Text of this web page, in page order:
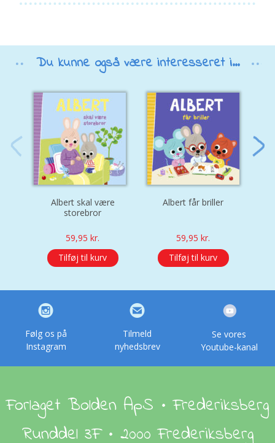
Du kunne også være interesseret i...
Albert skal være
storebror
59,95kr.
Tilføj til kurv
Albert får briller
59,95kr.
Tilføj til kurv
Følg os på
Instagram
Tilmeld
nyhedsbrev
Se vores
Youtube-kanal
Forlaget Bolden ApS • Frederiksberg
Runddel 3F • 2000 Frederiksberg